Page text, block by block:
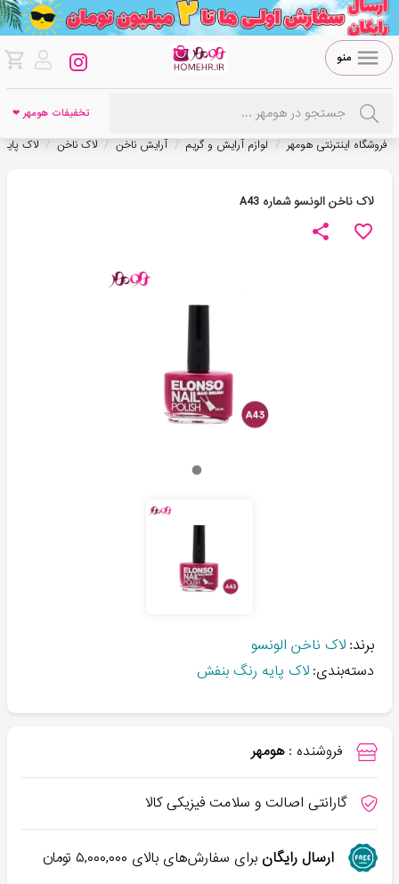
منو
تخفیفات هومهر ❤
فروشگاه اینترنتی هومهر / لوازم آرایش و گریم / آرایش ناخن / لاک ناخن / لاک
لاک ناخن الونسو شماره A43
برند: لاک ناخن الونسو
دسته‌بندی: لاک پایه رنگ بنفش
فروشنده : هومهر
گارانتی اصالت و سلامت فیزیکی کالا
ارسال رایگانبرای سفارش‌های بالای ۵,۰۰۰,۰۰۰تومان